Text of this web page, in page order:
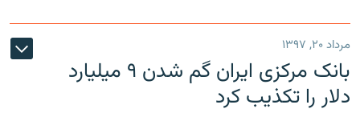
مرداد ۲۰, ۱۳۹۷
بانک مرکزی ایران گم شدن ۹ میلیارد
دلار را تکذیب کرد